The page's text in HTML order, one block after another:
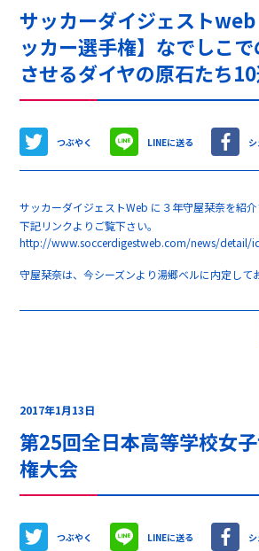
サッカーダイジェスト
ッカー選手権】なでしこ
させるダイヤの原石たち
つぶやく LINEに送る
サッカーダイジェストWeb に３年守屋栞奈を紹介
下記リンクよりご覧下さい。
http://www.soccerdigestweb.com/news/detail/
守屋栞奈は、今シーズンより湯郷ベルに内定して
2017年1月13日
第25回全日本高等学校女
権大会
つぶやく LINEに送る